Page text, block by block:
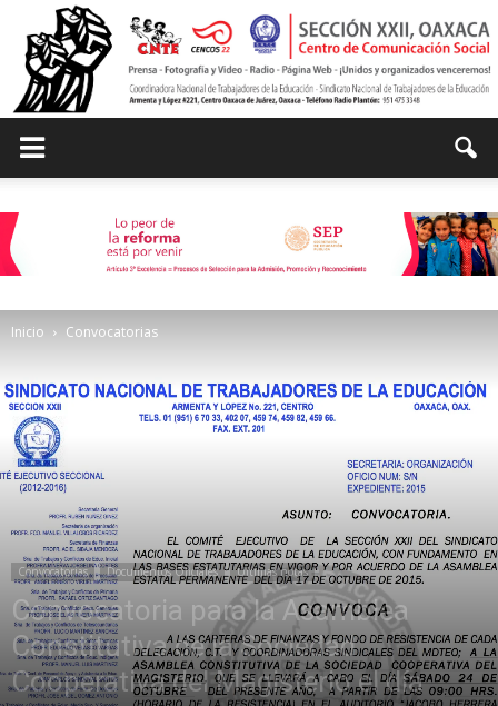
de
de
la
Inicio Convocatorias
Convocatorias Documentos Oficiales Últimas notas
Convocatoria para la Asamblea
Constitutiva de la Sociedad
Cooperativa del Magisterio el día